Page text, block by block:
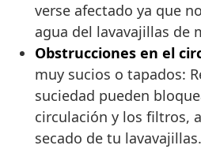
verse afectado ya que
agua del lavavajillas de
Obstrucciones en el
muy sucios o tapados:
suciedad pueden
circulación y los filtros,
secado de tu lavavajillas.